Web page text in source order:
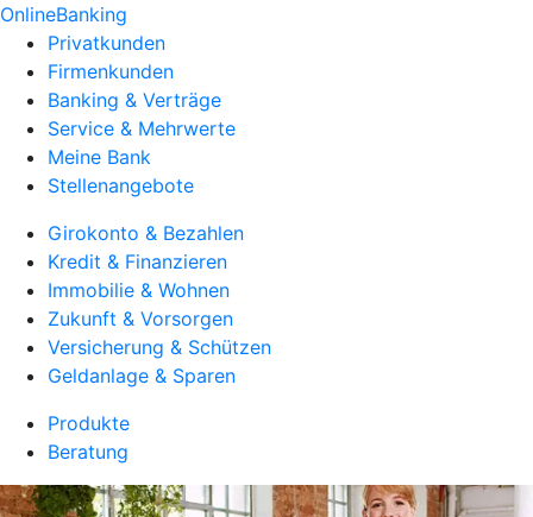
OnlineBanking
Privatkunden
Firmenkunden
Banking & Verträge
Service & Mehrwerte
Meine Bank
Stellenangebote
Girokonto & Bezahlen
Kredit & Finanzieren
Immobilie & Wohnen
Zukunft & Vorsorgen
Versicherung & Schützen
Geldanlage & Sparen
Produkte
Beratung